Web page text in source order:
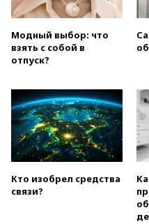
Модный выбор: что
взять с собой в
отпуск?
Кто изобрел средства
связи?